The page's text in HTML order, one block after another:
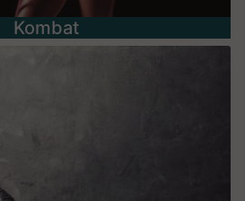
Kombat